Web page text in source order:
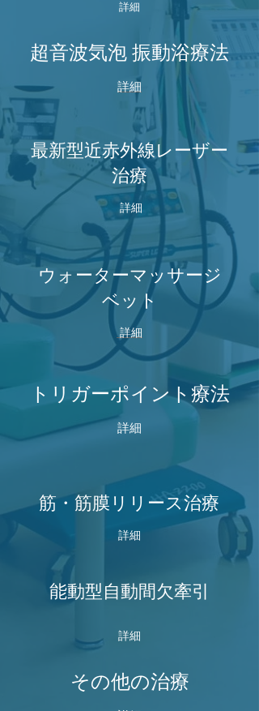
詳細
超音波気泡 振動浴療法
詳細
最新型近赤外線レーザー
治療
詳細
ウォーターマッサージ
ベット
詳細
トリガーポイント療法
詳細
筋・筋膜リリース治療
詳細
能動型自動間欠牽引
詳細
その他の治療